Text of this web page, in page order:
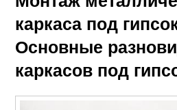
каркаса под
Основные
каркасов под